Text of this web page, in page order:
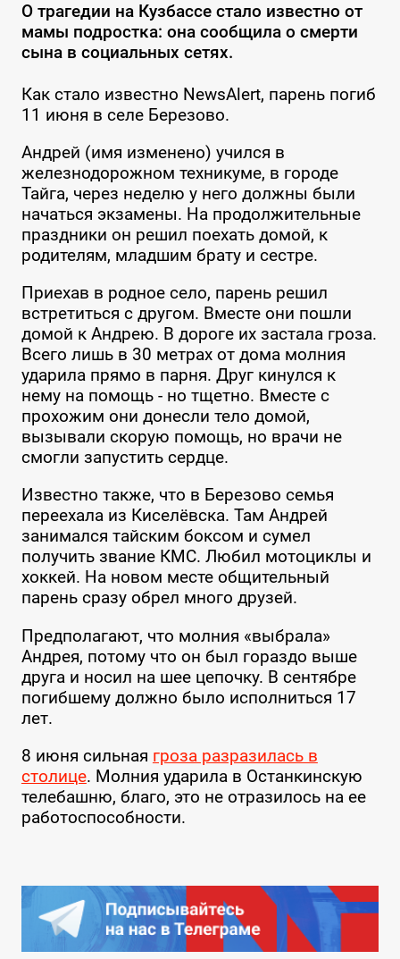
О трагедии на Кузбассе стало известно от
мамы подростка: она сообщила о смерти
сына в социальных сетях.
Как стало известно NewsAlert, парень погиб
11 июня в селе Березово.
Андрей (имя изменено) учился в
железнодорожном техникуме, в городе
Тайга, через неделю у него должны были
начаться экзамены. На продолжительные
праздники он решил поехать домой, к
родителям, младшим брату и сестре.
Приехав в родное село, парень решил
встретиться с другом. Вместе они пошли
домой к Андрею. В дороге их застала гроза.
Всего лишь в 30 метрах от дома молния
ударила прямо в парня. Друг кинулся к
нему на помощь - но тщетно. Вместе с
прохожим они донесли тело домой,
вызывали скорую помощь, но врачи не
смогли запустить сердце.
Известно также, что в Березово семья
переехала из Киселёвска. Там Андрей
занимался тайским боксом и сумел
получить звание КМС. Любил мотоциклы и
хоккей. На новом месте общительный
парень сразу обрел много друзей.
Предполагают, что молния «выбрала»
Андрея, потому что он был гораздо выше
друга и носил на шее цепочку. В сентябре
погибшему должно было исполниться 17
лет.
8 июня сильная гроза разразилась в
столице. Молния ударила в Останкинскую
телебашню, благо, это не отразилось на ее
работоспособности.